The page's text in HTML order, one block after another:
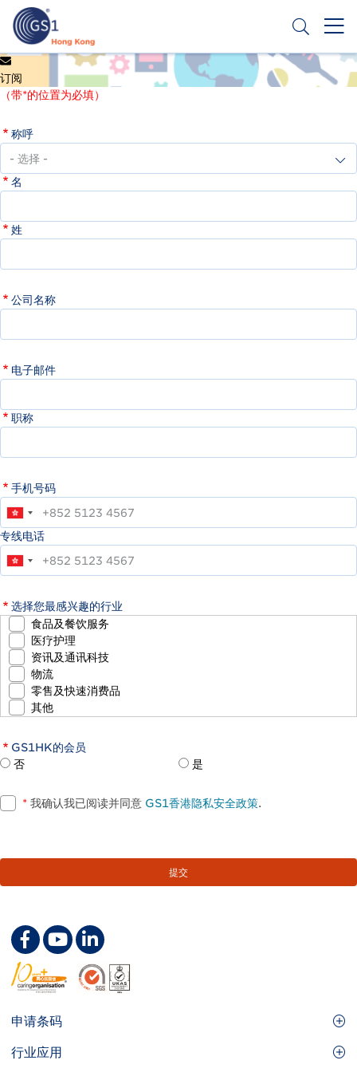
主
要
内
Header
Top
Menu
申请条码
订阅
（带*的位置为必填）
称呼
名
姓
公司名称
电子邮件
职称
手机号码
专线电话
选择您最感兴趣的行业
食品及餐饮服务
医疗护理
资讯及通讯科技
物流
零售及快速消费品
其他
GS1HK的会员
否
是
* 我确认我已阅读并同意 GS1香港隐私安全政策.
Footer
Site
申请条码
GS1条码
行业应用